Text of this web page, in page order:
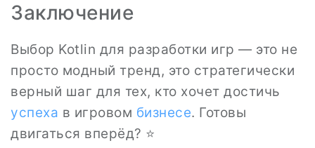
Заключение
Выбор Kotlin для разработки игр — это не
просто модный тренд, это стратегически
верный шаг для тех, кто хочет достичь
успеха в игровом бизнесе. Готовы
двигаться вперёд? ⭐